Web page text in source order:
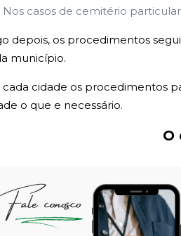
Nos casos de cemitério
depois, os procedimentos
município.
cada cidade os procedimentos
o que e necessário.
O